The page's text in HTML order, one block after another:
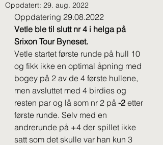
Oppdatert: 29. aug. 2022
Oppdatering 29.08.2022
Vetle ble til slutt nr 4 i helga på
Srixon Tour Byneset.
Vetle startet første runde på hull 10
og fikk ikke en optimal åpning med
bogey på 2 av de 4 første hullene,
men avsluttet med 4 birdies og
resten par og lå som nr 2 på -2 etter
første runde. Selv med en
andrerunde på +4 der spillet ikke
satt som det skulle var han kun 3